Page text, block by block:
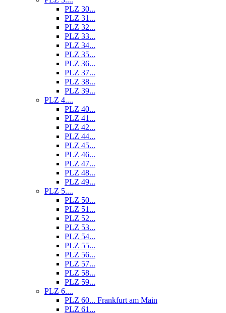
PLZ 30...
PLZ 31...
PLZ 32...
PLZ 33...
PLZ 34...
PLZ 35...
PLZ 36...
PLZ 37...
PLZ 38...
PLZ 39...
PLZ 4....
PLZ 40...
PLZ 41...
PLZ 42...
PLZ 44...
PLZ 45...
PLZ 46...
PLZ 47...
PLZ 48...
PLZ 49...
PLZ 5....
PLZ 50...
PLZ 51...
PLZ 52...
PLZ 53...
PLZ 54...
PLZ 55...
PLZ 56...
PLZ 57...
PLZ 58...
PLZ 59...
PLZ 6....
PLZ 60... Frankfurt am Main
PLZ 61...